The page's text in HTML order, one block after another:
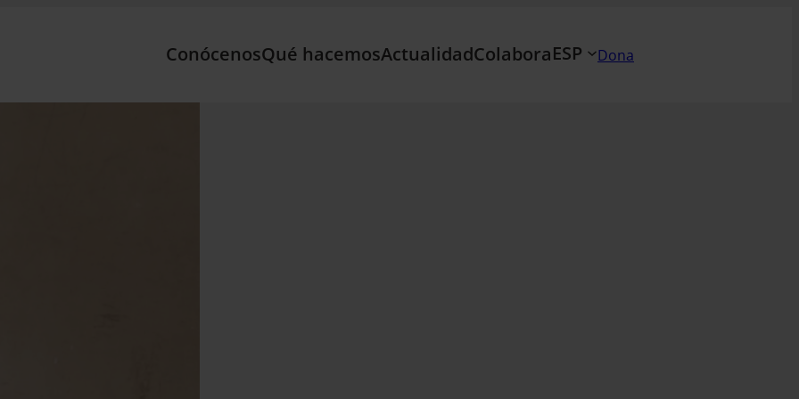
ConócenosQué hacemosActualidadColaboraESP Dona